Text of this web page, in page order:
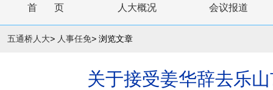
首 页 人大概况 会议报道
五通桥人大> 人事任免> 浏览文章
关于接受姜华辞去乐